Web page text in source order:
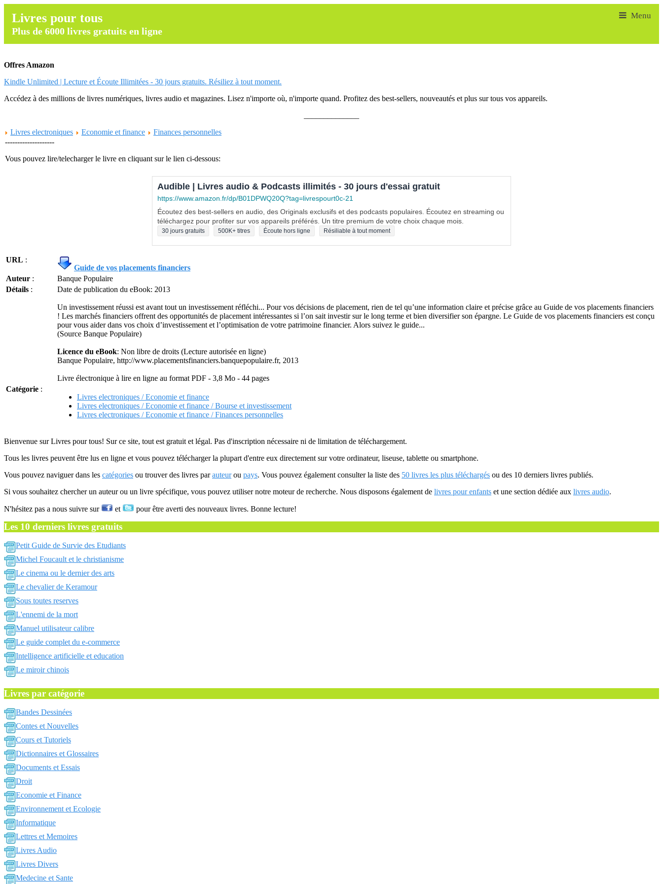
Livres pour tous
Plus de 6000 livres gratuits en ligne
Offres Amazon
Kindle Unlimited | Lecture et Écoute Illimitées - 30 jours gratuits. Résiliez à tout moment.
Accédez à des millions de livres numériques, livres audio et magazines. Lisez n'importe où, n'importe quand. Profitez des best-sellers, nouveautés et plus sur tous vos appareils.
Livres electroniques
Economie et finance
Finances personnelles
--------------------
Vous pouvez lire/telecharger le livre en cliquant sur le lien ci-dessous:
Audible | Livres audio & Podcasts illimités - 30 jours d'essai gratuit
https://www.amazon.fr/dp/B01DPWQ20Q?tag=livrespourt0c-21
Écoutez des best-sellers en audio, des Originals exclusifs et des podcasts populaires. Écoutez en streaming ou
téléchargez pour profiter sur vos appareils préférés. Un titre premium de votre choix chaque mois.
30 jours gratuits 500K+ titres Écoute hors ligne Résiliable à tout moment
URL :
Guide de vos placements financiers
Auteur :
Banque Populaire
Détails : Date de publication du eBook: 2013
Un investissement réussi est avant tout un investissement réfléchi... Pour vos décisions de placement, rien de tel qu’une information claire et précise grâce au Guide de vos placements financiers
! Les marchés financiers offrent des opportunités de placement intéressantes si l’on sait investir sur le long terme et bien diversifier son épargne. Le Guide de vos placements financiers est conçu
pour vous aider dans vos choix d’investissement et l’optimisation de votre patrimoine financier. Alors suivez le guide...
(Source Banque Populaire)
Licence du eBook: Non libre de droits (Lecture autorisée en ligne)
Banque Populaire, http://www.placementsfinanciers.banquepopulaire.fr, 2013
Livre électronique à lire en ligne au format PDF - 3,8 Mo - 44 pages
Catégorie :
Livres electroniques / Economie et finance
Livres electroniques / Economie et finance / Bourse et investissement
Livres electroniques / Economie et finance / Finances personnelles
Bienvenue sur Livres pour tous! Sur ce site, tout est gratuit et légal. Pas d'inscription nécessaire ni de limitation de téléchargement.
Tous les livres peuvent être lus en ligne et vous pouvez télécharger la plupart d'entre eux directement sur votre ordinateur, liseuse, tablette ou smartphone.
Vous pouvez naviguer dans les catégories ou trouver des livres parauteurou pays. Vous pouvez également consulter la liste des 50 livres les plus téléchargés ou des 10 derniers livres publiés.
Si vous souhaitez chercher un auteur ou un livre spécifique, vous pouvez utiliser notre moteur de recherche. Nous disposons également de livres pour enfants et une section dédiée aux livres audio.
N'hésitez pas a nous suivre sur et pour être averti des nouveaux livres. Bonne lecture!
Les 10 derniers livres gratuits
Petit Guide de Survie des Etudiants
Michel Foucault et le christianisme
Le cinema ou le dernier des arts
Le chevalier de Keramour
Sous toutes reserves
L'ennemi de la mort
Manuel utilisateur calibre
Le guide complet du e-commerce
Intelligence artificielle et education
Le miroir chinois
Livres par catégorie
Bandes Dessinées
Contes et Nouvelles
Cours et Tutoriels
Dictionnaires et Glossaires
Documents et Essais
Droit
Economie et Finance
Environnement et Ecologie
Informatique
Lettres et Memoires
Livres Audio
Livres Divers
Medecine et Sante